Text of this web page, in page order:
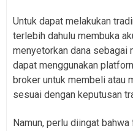
Untuk dapat melakukan
terlebih dahulu membuka
menyetorkan dana sebagai
dapat menggunakan
broker untuk membeli atau
sesuai dengan keputusan
Namun, perlu diingat